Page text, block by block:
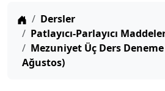
Anasayfa
Dersler
Patlayıcı-Parlayıcı
Mezuniyet Üç Ders Deneme
Ağustos)